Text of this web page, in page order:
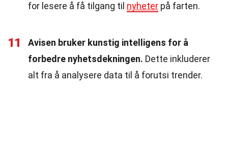
for lesere å få tilgang til nyheter på farten.
11
Avisen bruker kunstig intelligens for å
forbedre nyhetsdekningen. Dette inkluderer
alt fra å analysere data til å forutsi trender.